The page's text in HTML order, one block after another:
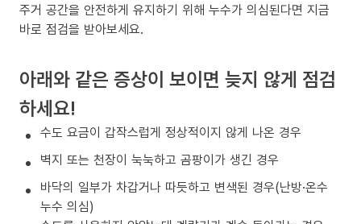
주거 공간을 안전하게 유지하기 위해 누수가 의심된다면 지금
바로 점검을 받아보세요.
아래와 같은 증상이 보이면 늦지 않게 점검
하세요!
수도 요금이 갑작스럽게 정상적이지 않게 나온 경우
벽지 또는 천장이 눅눅하고 곰팡이가 생긴 경우
바닥의 일부가 차갑거나 따듯하고 변색된 경우(난방·온수
누수 의심)